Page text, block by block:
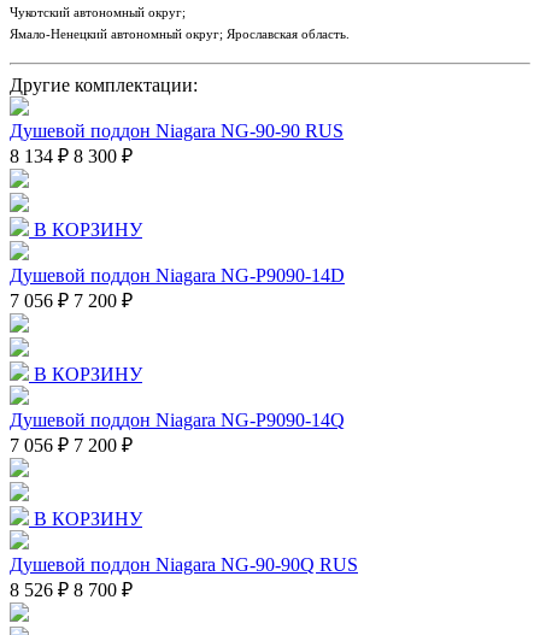
Чукотский автономный округ;
Ямало-Ненецкий автономный округ; Ярославская область.
Другие комплектации:
Душевой поддон Niagara NG-90-90 RUS
8 134 ₽ 8 300 ₽
В КОРЗИНУ
Душевой поддон Niagara NG-P9090-14D
7 056 ₽ 7 200 ₽
В КОРЗИНУ
Душевой поддон Niagara NG-P9090-14Q
7 056 ₽ 7 200 ₽
В КОРЗИНУ
Душевой поддон Niagara NG-90-90Q RUS
8 526 ₽ 8 700 ₽